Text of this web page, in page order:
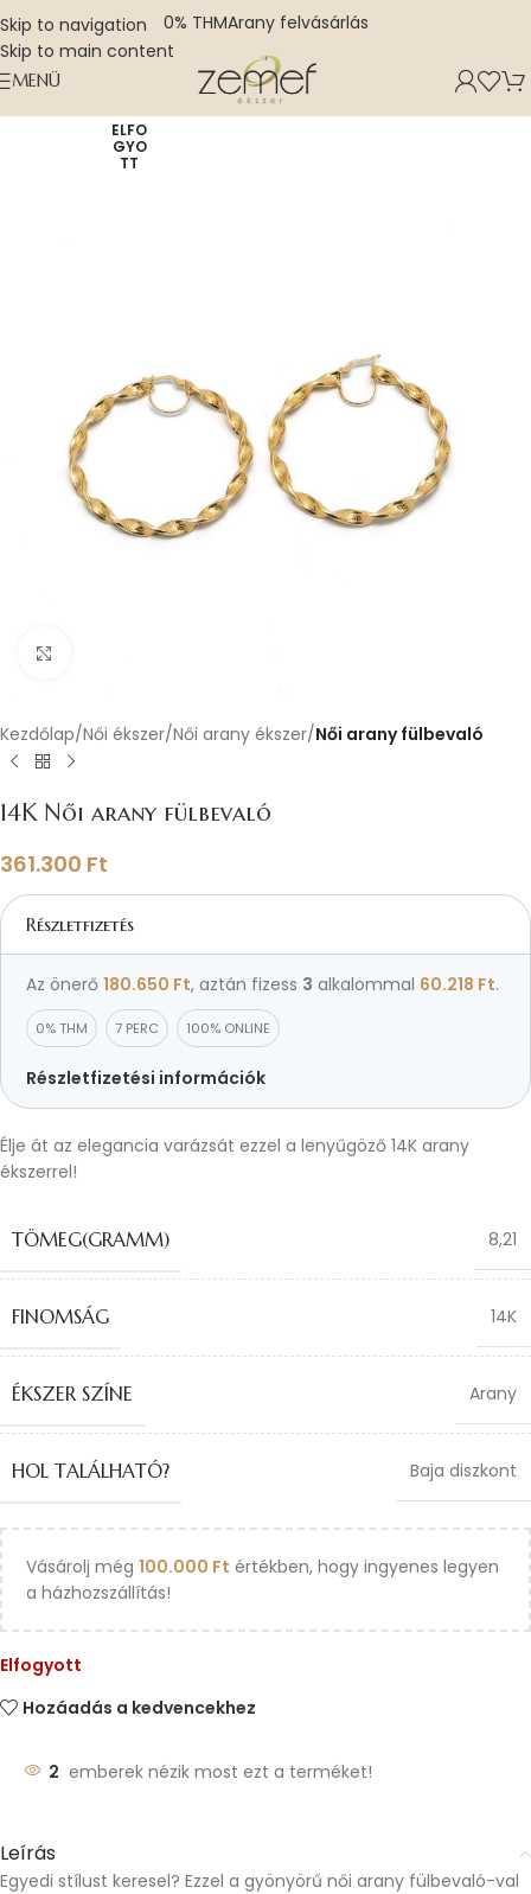
Skip to navigation
Skip to main content
0% THMArany felvásárlás
MENÜ
ELFO
GYO
TT
Kezdőlap Női ékszer Női arany ékszer Női arany fülbevaló
14K Női arany fülbevaló
361.300 Ft
Részletfizetés
Az önerő 180.650 Ft, aztán fizess 3 alkalommal 60.218 Ft.
0% THM 7 PERC 100% ONLINE
Részletfizetési információk
Élje át az elegancia varázsát ezzel a lenyűgöző 14K arany
ékszerrel!
TÖMEG(GRAMM) 8,21
FINOMSÁG 14K
ÉKSZER SZÍNE Arany
HOL TALÁLHATÓ? Baja diszkont
Vásárolj még 100.000 Ft értékben, hogy ingyenes legyen
a házhozszállítás!
Elfogyott
Hozáadás a kedvencekhez
2 emberek nézik most ezt a terméket!
Leírás
Egyedi stílust keresel? Ezzel a gyönyörű női arany fülbevaló-val